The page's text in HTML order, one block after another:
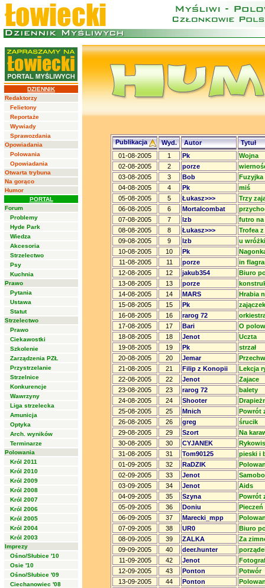
DZIENNIK
Redaktorzy
Felietony
Reportaże
Wywiady
Sprawozdania
Opowiadania
Polowania
Opowiadania
Otwarta trybuna
Na gorąco
Humor
PORTAL
Forum
Problemy
Hyde Park
Wiedza
Akcesoria
Strzelectwo
Psy
Kuchnia
Prawo
Pytania
Ustawa
Statut
Strzelectwo
Prawo
Ciekawostki
Szkolenie
Zarządzenia PZŁ
Przystrzelanie
Strzelnice
Konkurencje
Wawrzyny
Liga strzelecka
Amunicja
Optyka
Arch. wyników
Terminarze
Polowania
Król 2011
Król 2010
Król 2009
Król 2008
Król 2007
Król 2006
Król 2005
Król 2004
Król 2003
Imprezy
Ośno/Słubice '10
Osie '10
Ośno/Słubice '09
Ciechanowiec '08
Publikacja Wyd. Autor
Tytuł
01-08-2005
1 Pk
Wojna
02-08-2005
2 porze
03-08-2005
3 Bob
Fuzyjka
04-08-2005
4 Pk
miś
05-08-2005
5 Łukasz>>>
Trzy
06-08-2005
6 Mortalcombat
07-08-2005
7 lzb
futro na
08-08-2005
8 Łukasz>>>
Trofea
09-08-2005
9 lzb
u wróżki
10-08-2005
10 Pk
11-08-2005
11 porze
in
12-08-2005
12 jakub354
Biuro
13-08-2005
13 porze
14-08-2005
14 MARS
Hrabia
15-08-2005
15 Pk
zajączek
16-08-2005
16 rarog 72
17-08-2005
17 Bari
O
18-08-2005
18 Jenot
Uczta
19-08-2005
19 Pk
strzał
20-08-2005
20 Jemar
21-08-2005
21 Filip z Konopii
Lekcja
22-08-2005
22 Jenot
Zajace
23-08-2005
23 rarog 72
balety
24-08-2005
24 Shooter
25-08-2005
25 Mnich
Powrót
26-08-2005
26 greg
śrucik
29-08-2005
29 Szort
Na
30-08-2005
30 CYJANEK
31-08-2005
31 Tom90125
pieski i
01-09-2005
32 RaDZIK
02-09-2005
33 Jenot
03-09-2005
34 Jenot
Aids
04-09-2005
35 Szyna
Powrót
05-09-2005
36 Doniu
06-09-2005
37 Marecki_mpp
07-09-2005
38 UR0
Biuro
08-09-2005
39 ZALKA
Za
09-09-2005
40 deer.hunter
11-09-2005
42 Jenot
12-09-2005
43 Ponton
Potwór
13-09-2005
44 Ponton